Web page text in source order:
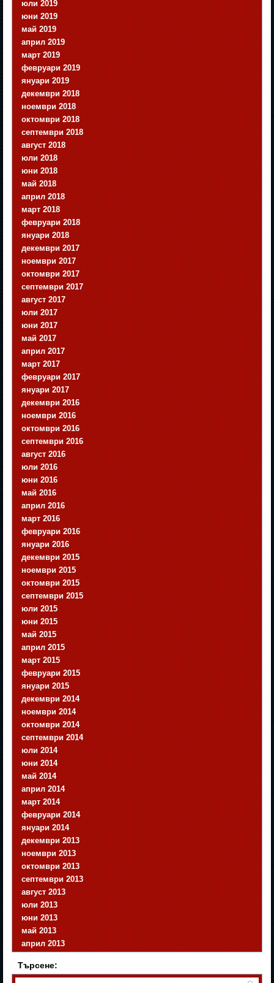
юли 2019
юни 2019
май 2019
април 2019
март 2019
февруари 2019
януари 2019
декември 2018
ноември 2018
октомври 2018
септември 2018
август 2018
юли 2018
юни 2018
май 2018
април 2018
март 2018
февруари 2018
януари 2018
декември 2017
ноември 2017
октомври 2017
септември 2017
август 2017
юли 2017
юни 2017
май 2017
април 2017
март 2017
февруари 2017
януари 2017
декември 2016
ноември 2016
октомври 2016
септември 2016
август 2016
юли 2016
юни 2016
май 2016
април 2016
март 2016
февруари 2016
януари 2016
декември 2015
ноември 2015
октомври 2015
септември 2015
юли 2015
юни 2015
май 2015
април 2015
март 2015
февруари 2015
януари 2015
декември 2014
ноември 2014
октомври 2014
септември 2014
юли 2014
юни 2014
май 2014
април 2014
март 2014
февруари 2014
януари 2014
декември 2013
ноември 2013
октомври 2013
септември 2013
август 2013
юли 2013
юни 2013
май 2013
април 2013
Търсене: